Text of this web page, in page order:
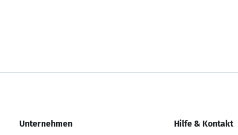
Unternehmen Hilfe & Kontakt